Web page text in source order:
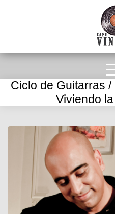
Ciclo de Guitarras
Viviendo